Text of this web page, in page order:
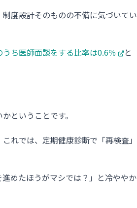
度設計そのものの不備に気づいてい
うち医師面談をする比率は0.6％
と
ということです。
れでは、定期健康診断で「再検査」
めたほうがマシでは？」と冷ややか